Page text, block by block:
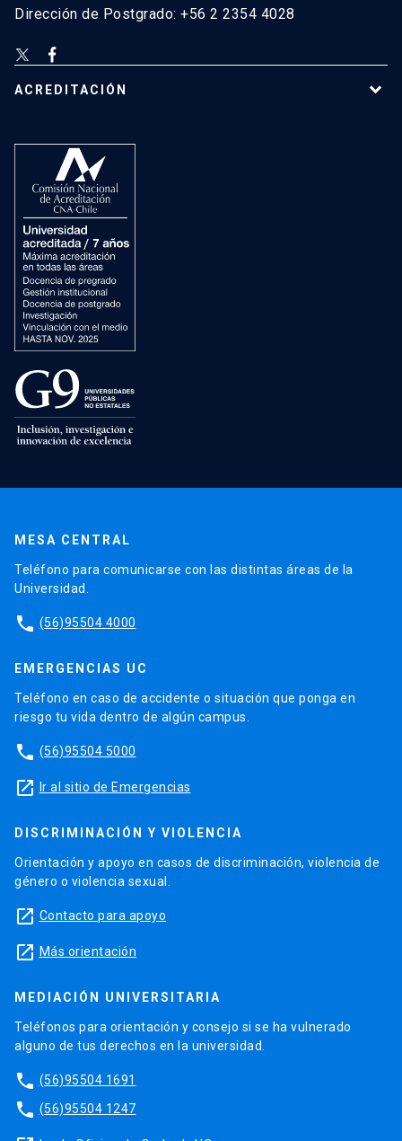
Dirección de Postgrado: +56 2 2354 4028
ACREDITACIÓN
MESA CENTRAL
Teléfono para comunicarse con las distintas áreas de la
Universidad.
phone (56)95504 4000
EMERGENCIAS UC
Teléfono en caso de accidente o situación que ponga en
riesgo tu vida dentro de algún campus.
phone (56)95504 5000
launch Ir al sitio de Emergencias
DISCRIMINACIÓN Y VIOLENCIA
Orientación y apoyo en casos de discriminación, violencia de
género o violencia sexual.
launch Contacto para apoyo
launch Más orientación
MEDIACIÓN UNIVERSITARIA
Teléfonos para orientación y consejo si se ha vulnerado
alguno de tus derechos en la universidad.
phone (56)95504 1691
phone (56)95504 1247